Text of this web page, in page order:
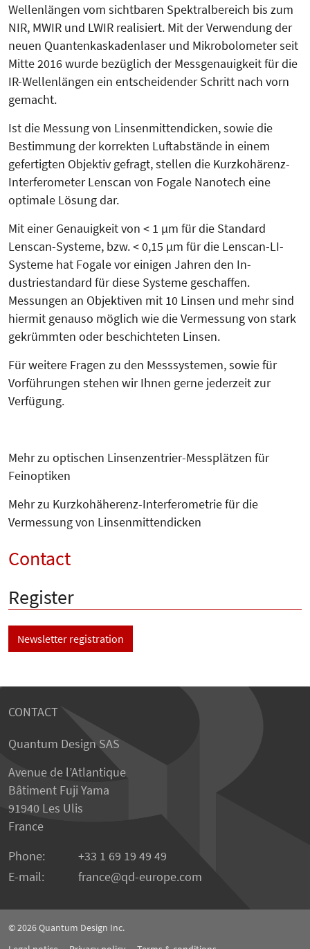
Wellenlängen vom sichtba­ren Spektralbereich bis zum
NIR, MWIR und LWIR realisiert. Mit der Verwendung der
neuen Quan­ten­kaskadenlaser und Mikro­bolo­me­ter seit
Mitte 2016 wurde bezüglich der Messgenauigkeit für die
IR-Wel­len­längen ein entscheidender Schritt nach vorn
gemacht.
Ist die Messung von Linsenmitten­dicken, sowie die
Bestimmung der korrekten Luftabstände in einem
gefertigten Objektiv gefragt, stellen die Kurzkohärenz-
Interferometer Lenscan von Fogale Nanotech eine
optimale Lösung dar.
Mit einer Genauigkeit von < 1 µm für die Standard
Lenscan-Systeme, bzw. < 0,15 µm für die Lenscan-LI-
Systeme hat Fogale vor einigen Jahren den In­
dustriestandard für diese Systeme geschaffen.
Messungen an Objektiven mit 10 Linsen und mehr sind
hiermit genauso möglich wie die Vermessung von stark
gekrümmten oder beschichteten Linsen.
Für weitere Fragen zu den Mess­sys­temen, sowie für
Vorfüh­run­gen stehen wir Ihnen gerne jederzeit zur
Verfügung.
Mehr zu optischen Linsenzentrier-Messplätzen für
Feinoptiken
Mehr zu Kurzkohäherenz-Interferometrie für die
Vermessung von Linsenmittendicken
Contact
Register
Newsletter registration
CONTACT
Quantum Design SAS
Avenue de l’Atlantique
Bâtiment Fuji Yama
91940 Les Ulis
France
Phone:
+33 1 69 19 49 49
E-mail:
france qd-europe.com
© 2026Quantum Design Inc.